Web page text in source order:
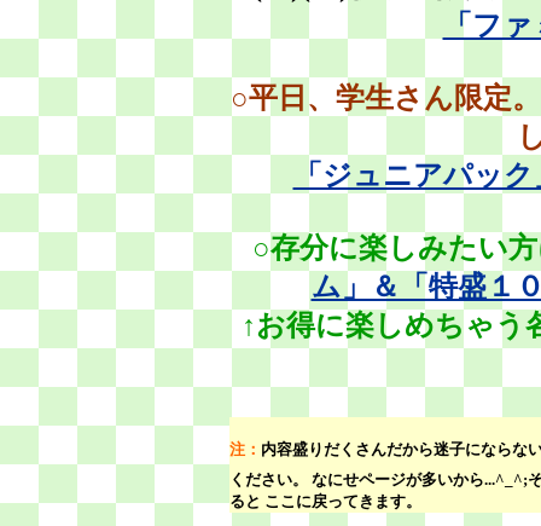
「フ
○平日、学生さん限定
「ジュニアパッ
○存分に楽しみたい
ム」＆「特盛１
↑お得に楽しめちゃう
注： 内容盛りだくさんだから迷子にならな
ください。 なにせページが多いから...^_^;
ると ここに戻ってきます。